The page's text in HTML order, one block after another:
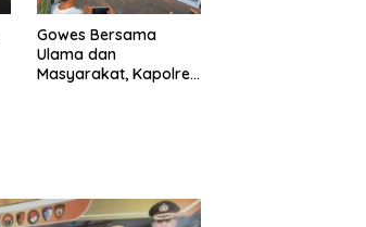
Gowes Bersama
Ulama dan
Masyarakat, Kapolres